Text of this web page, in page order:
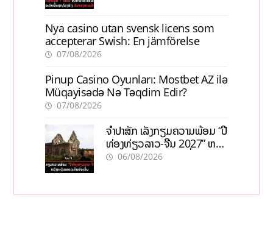
Nya casino utan svensk licens som
accepterar Swish: En jämförelse
07/08/2026
Pinup Casino Oyunları: Mostbet AZ ilə
Müqayisədə Nə Təqdim Edir?
07/08/2026
ຈຳປາສັກ ເລັ່ງກຽມຄວາມພ້ອມ “ປີ
ທ່ອງທ່ຽວລາວ-ຈີນ 2027” ຫວັງ
ກະຕຸ້ນເສດຖະກິດທ້ອງຖິ່ນ
06/08/2026